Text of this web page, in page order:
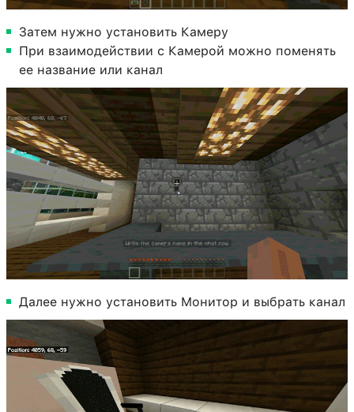
Затем нужно установить Камеру
При взаимодействии с Камерой можно поменять
ее название или канал
Далее нужно установить Монитор и выбрать канал